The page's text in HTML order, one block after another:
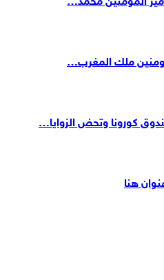
ملك المغرب…
كورونا وتحض الزوايا…
هنا